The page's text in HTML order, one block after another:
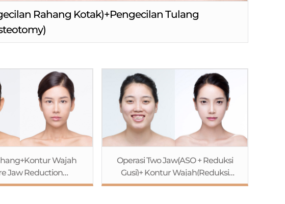
Rahang Kotak)+Pengecilan Tulang
Wajah
Jaw Reduction
Rahang
Operasi Two Jaw(ASO + Reduksi
Gusi)+ Kontur Wajah(Reduksi
Tulang Pipi+Rahang